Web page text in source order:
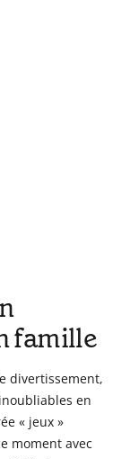
famille
divertissement,
en
« jeux »
moment avec